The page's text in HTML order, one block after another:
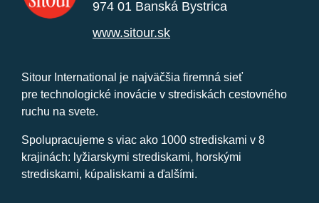
974 01 Banská Bystrica
www.sitour.sk
Sitour International je najväčšia firemná sieť
pre technologické inovácie v strediskách cestovného
ruchu na svete.
Spolupracujeme s viac ako 1000 strediskami v 8
krajinách: lyžiarskymi strediskami, horskými
strediskami, kúpaliskami a ďalšími.